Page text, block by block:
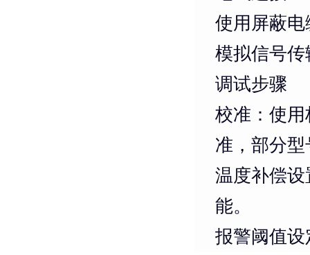
使用屏蔽
模拟信号
调试步骤
校准 ：使
准，部分
温度补偿设
能。
报警阈值设